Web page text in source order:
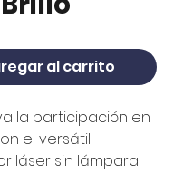
al carrito
la participación en
el versátil
láser sin lámpara